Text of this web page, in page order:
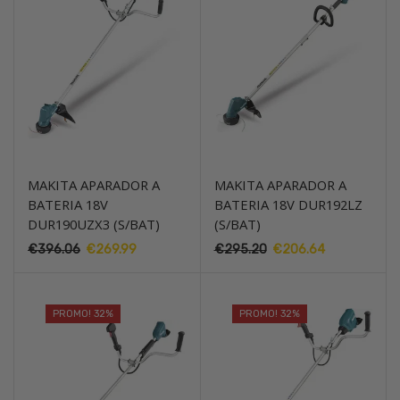
MAKITA APARADOR A
BATERIA 18V
DUR190UZX3 (S/BAT)
€396.06 O
era:
€396.06.
€269.99O
€269.99.
MAKITA APARADOR A
BATERIA 18V DUR192LZ
(S/BAT)
€295.20 O
era:
€295.20.
€206.64O
€206.64.
PROMO! 32% PROMO! 32%